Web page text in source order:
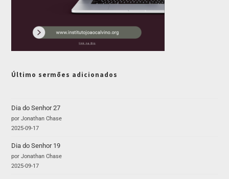
Último sermões adicionados
Dia do Senhor 27
por Jonathan Chase
2025-09-17
Dia do Senhor 19
por Jonathan Chase
2025-09-17